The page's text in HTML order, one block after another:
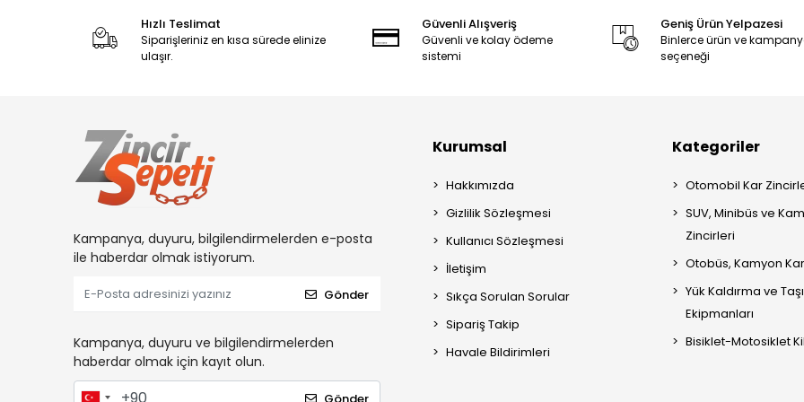
Hızlı Teslimat
Siparişleriniz en kısa sürede elinize
ulaşır.
Güvenli Alışveriş
Güvenli ve kolay ödeme
sistemi
Geniş Ürün Yelpazesi
Binlerce ürün ve
seçeneği
Kampanya, duyuru, bilgilendirmelerden e-posta
ile haberdar olmak istiyorum.
Gönder
Kampanya, duyuru ve bilgilendirmelerden
haberdar olmak için kayıt olun.
Gönder
Kurumsal
Hakkımızda
Gizlilik Sözleşmesi
Kullanıcı Sözleşmesi
İletişim
Sıkça Sorulan Sorular
Sipariş Takip
Havale Bildirimleri
Kategoriler
Otomobil Kar
SUV, Minibüs ve
Zincirleri
Otobüs, Kamyon
Yük Kaldırma ve
Ekipmanları
Bisiklet-Motosiklet